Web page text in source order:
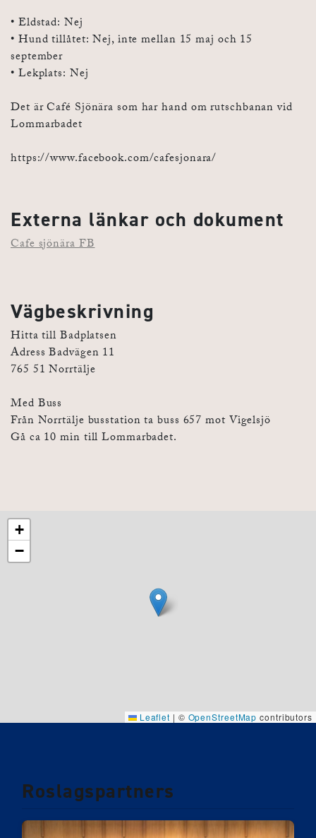
• Eldstad: Nej
• Hund tillåtet: Nej, inte mellan 15 maj och 15
september
• Lekplats: Nej
Det är Café Sjönära som har hand om rutschbanan vid
Lommarbadet
https://www.facebook.com/cafesjonara/
Externa länkar och dokument
Cafe sjönära FB
Vägbeskrivning
Hitta till Badplatsen
Adress Badvägen 11
765 51 Norrtälje
Med Buss
Från Norrtälje busstation ta buss 657 mot Vigelsjö
Gå ca 10 min till Lommarbadet.
+
−
Leaflet | © OpenStreetMap contributors
Roslagspartners